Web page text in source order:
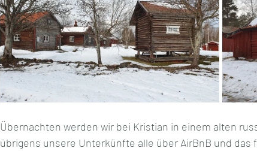
Übernachten werden wir bei Kristian in einem alten
übrigens unsere Unterkünfte alle über AirBnB und